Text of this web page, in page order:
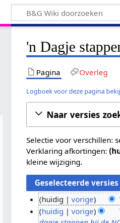
'n Dagje
Pagina Overleg
Logboek voor deze pagina
Naar versies
Selectie voor verschillen:
Verklaring afkortingen:
kleine wijziging.
7
huidig vorige
G
e
huidig vorige